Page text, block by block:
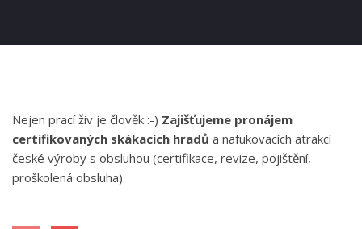
Nejen prací živ je člověk :-) Zajišťujeme pronájem
certifikovaných skákacích hradů a nafukovacích atrakcí
české výroby s obsluhou (certifikace, revize, pojištění,
proškolená obsluha).